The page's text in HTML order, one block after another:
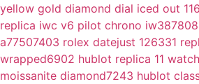
yellow gold diamond dial iced out
replica iwc v6 pilot chrono
a77507403 rolex datejust 126331
wrapped6902 hublot replica 11
moissanite diamond7243 hublot